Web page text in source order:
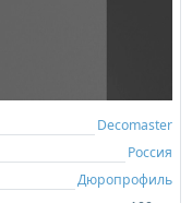
Decomaster
Россия
Дюропрофиль